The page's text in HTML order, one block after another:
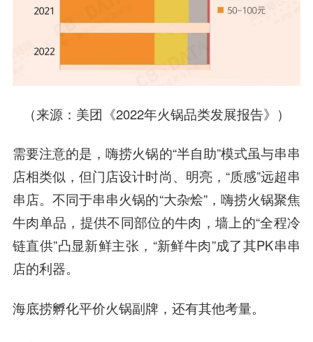
（来源：美团《2022年火锅品类发展报告》）
需要注意的是，嗨捞火锅的“半自助”模式虽与串串
店相类似，但门店设计时尚、明亮，“质感”远超串
串店。不同于串串火锅的“大杂烩”，嗨捞火锅聚焦
牛肉单品，提供不同部位的牛肉，墙上的“全程冷
链直供”凸显新鲜主张，“新鲜牛肉”成了其PK串串
店的利器。
海底捞孵化平价火锅副牌，还有其他考量。